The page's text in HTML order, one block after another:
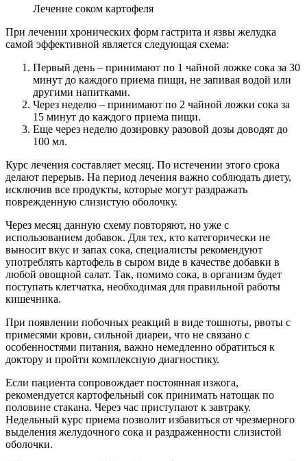
Лечение соком картофеля
При лечении хронических форм гастрита и язвы желудка
самой эффективной является следующая схема:
Первый день – принимают по 1 чайной ложке сока за 30
минут до каждого приема пищи, не запивая водой или
другими напитками.
Через неделю – принимают по 2 чайной ложки сока за
15 минут до каждого приема пищи.
Еще через неделю дозировку разовой дозы доводят до
100 мл.
Курс лечения составляет месяц. По истечении этого срока
делают перерыв. На период лечения важно соблюдать диету,
исключив все продукты, которые могут раздражать
поврежденную слизистую оболочку.
Через месяц данную схему повторяют, но уже с
использованием добавок. Для тех, кто категорически не
выносит вкус и запах сока, специалисты рекомендуют
употреблять картофель в сыром виде в качестве добавки в
любой овощной салат. Так, помимо сока, в организм будет
поступать клетчатка, необходимая для правильной работы
кишечника.
При появлении побочных реакций в виде тошноты, рвоты с
примесями крови, сильной диареи, что не связано с
особенностями питания, важно немедленно обратиться к
доктору и пройти комплексную диагностику.
Если пациента сопровождает постоянная изжога,
рекомендуется картофельный сок принимать натощак по
половине стакана. Через час приступают к завтраку.
Недельный курс приема позволит избавиться от чрезмерного
выделения желудочного сока и раздраженности слизистой
оболочки.